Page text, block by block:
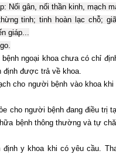
Nối gân, nối thần kinh, mạch
tinh; tinh hoàn lạc chỗ;
giáp...
ngoại khoa chưa có chỉ
định được trả về khoa.
cho người bệnh vào khoa khi
cho người bệnh đang điều trị
bệnh thông thường và tự
y khoa khi có yêu cầu.